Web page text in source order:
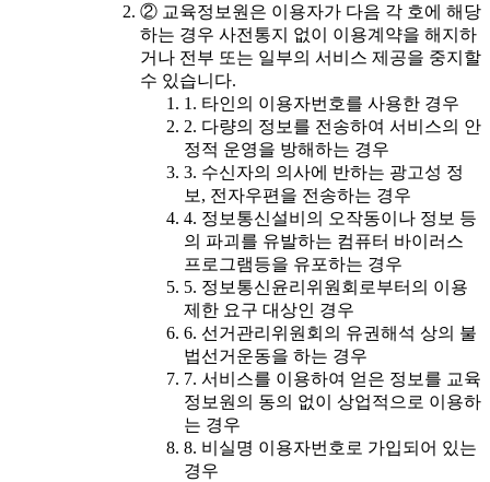
② 교육정보원은 이용자가 다음 각 호에 해당
하는 경우 사전통지 없이 이용계약을 해지하
거나 전부 또는 일부의 서비스 제공을 중지할
수 있습니다.
1. 타인의 이용자번호를 사용한 경우
2. 다량의 정보를 전송하여 서비스의 안
정적 운영을 방해하는 경우
3. 수신자의 의사에 반하는 광고성 정
보, 전자우편을 전송하는 경우
4. 정보통신설비의 오작동이나 정보 등
의 파괴를 유발하는 컴퓨터 바이러스
프로그램등을 유포하는 경우
5. 정보통신윤리위원회로부터의 이용
제한 요구 대상인 경우
6. 선거관리위원회의 유권해석 상의 불
법선거운동을 하는 경우
7. 서비스를 이용하여 얻은 정보를 교육
정보원의 동의 없이 상업적으로 이용하
는 경우
8. 비실명 이용자번호로 가입되어 있는
경우